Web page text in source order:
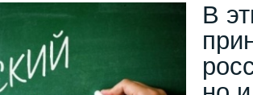
В